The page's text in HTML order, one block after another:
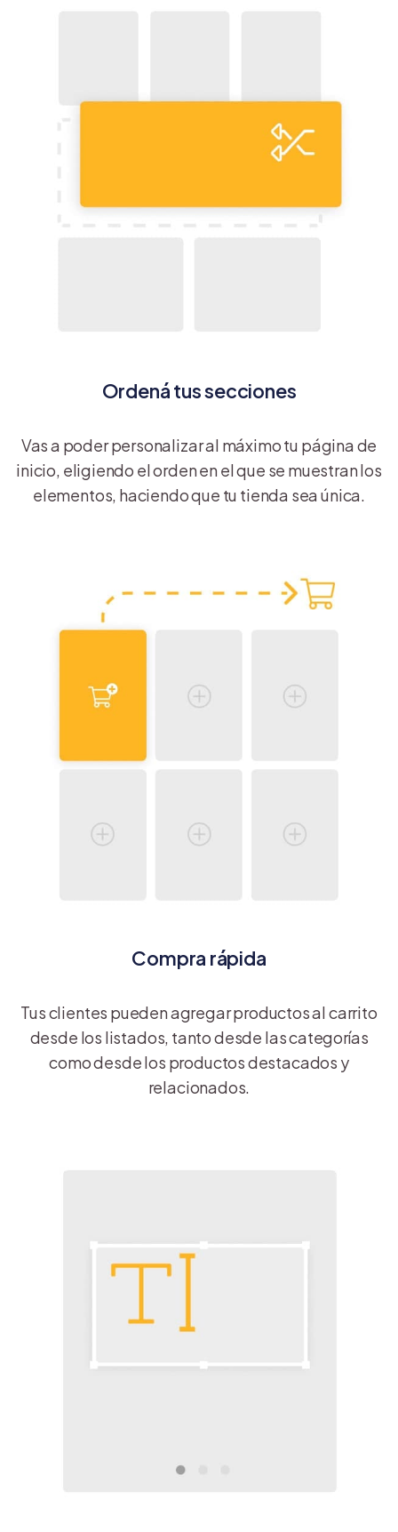
Ordená tus secciones
Vas a poder personalizar al máximo tu página de
inicio, eligiendo el orden en el que se muestran los
elementos, haciendo que tu tienda sea única.
Compra rápida
Tus clientes pueden agregar productos al carrito
desde los listados, tanto desde las categorías
como desde los productos destacados y
relacionados.